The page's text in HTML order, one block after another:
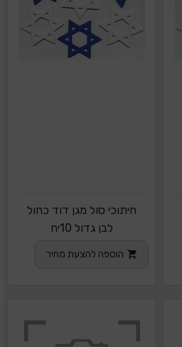
חיתוכי סול מגן דוד כחול
לבן גדול 10יח
הוספה להצעת מחיר